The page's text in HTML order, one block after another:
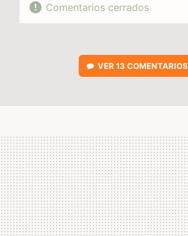
Comentarios cerrados
VER 13 COMENTARIOS